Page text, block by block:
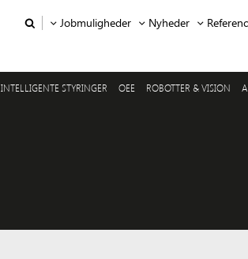
Jobmuligheder Nyheder
INTELLIGENTE STYRINGER OEE ROBOTTER & VISION